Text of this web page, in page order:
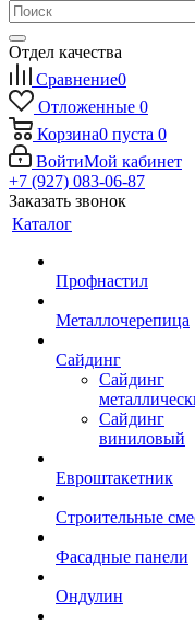
Отдел качества
Сравнение0
Отложенные 0
Корзина0 пуста 0
ВойтиМой кабинет
+7 (927) 083-06-87
Заказать звонок
Каталог
Профнастил
Металлочерепица
Сайдинг
Сайдинг
Сайдинг
виниловый
Евроштакетник
Строительные
Фасадные панели
Ондулин